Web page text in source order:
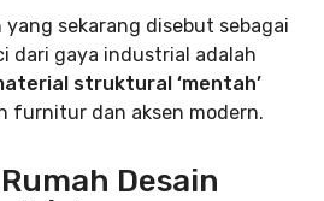
yang sekarang disebut sebagai
dari gaya industrial adalah
struktural ‘mentah’
furnitur dan aksen modern.
Desain